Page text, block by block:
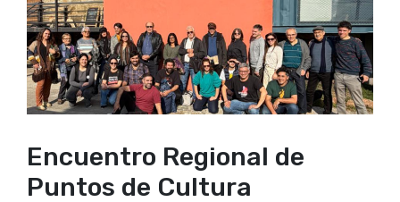
Encuentro Regional de
Puntos de Cultura